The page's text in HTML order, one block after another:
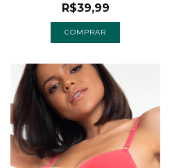
R$39,99
COMPRAR